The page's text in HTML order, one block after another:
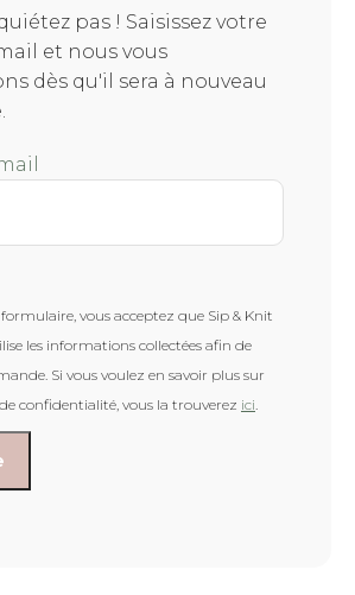
pas ! Saisissez votre
et nous vous
dès qu'il sera à nouveau
vous acceptez que Sip & Knit
les informations collectées afin de
Si vous voulez en savoir plus sur
confidentialité, vous la trouverez ici